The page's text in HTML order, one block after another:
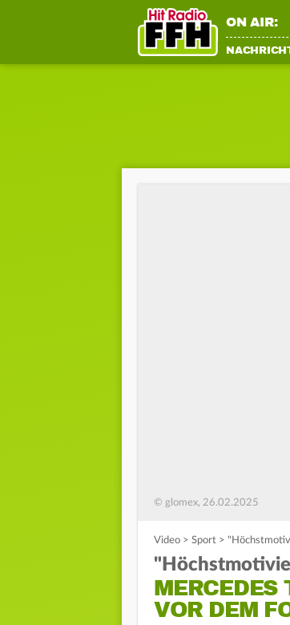
ON AIR:
© glomex, 26.02.2025
Video > Sport >
MERCEDES
VOR DEM